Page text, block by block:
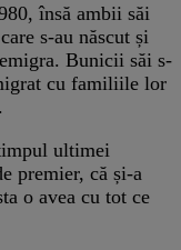
însă ambii săi
s-au născut și
Bunicii săi s-
cu familiile lor
ultimei
premier, că și-a
o avea cu tot ce